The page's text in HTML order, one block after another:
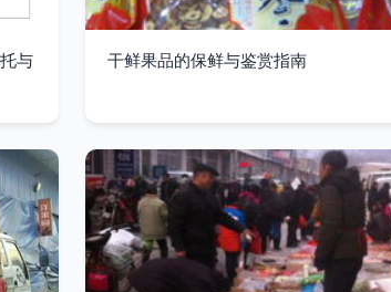
与
干鲜果品的保鲜与鉴赏指南